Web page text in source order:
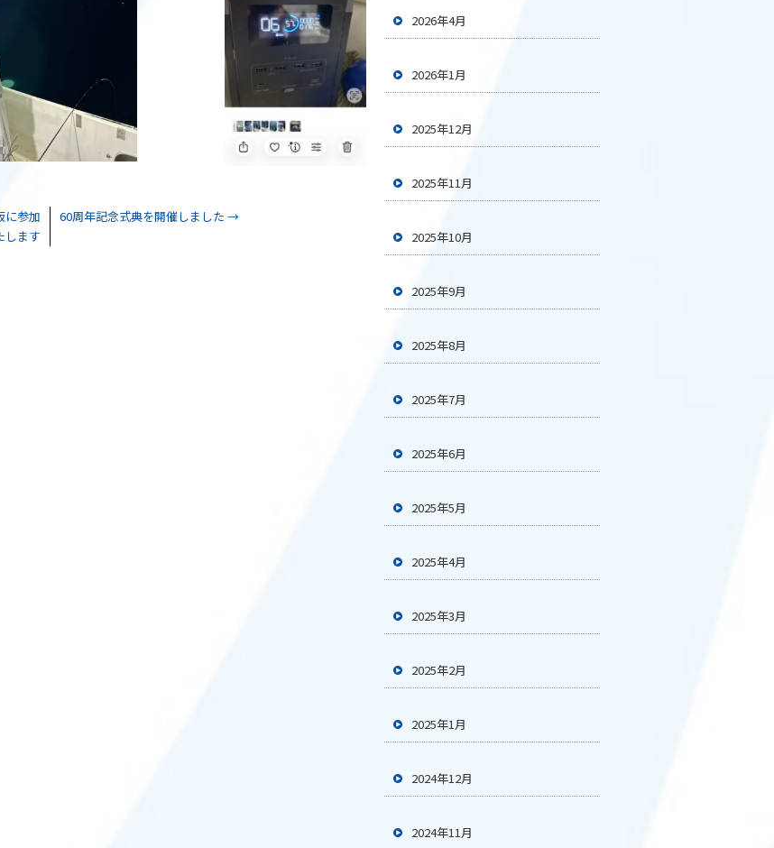
に参加
します
60周年記念式典を開催しました →
2026年4月
2026年1月
2025年12月
2025年11月
2025年10月
2025年9月
2025年8月
2025年7月
2025年6月
2025年5月
2025年4月
2025年3月
2025年2月
2025年1月
2024年12月
2024年11月